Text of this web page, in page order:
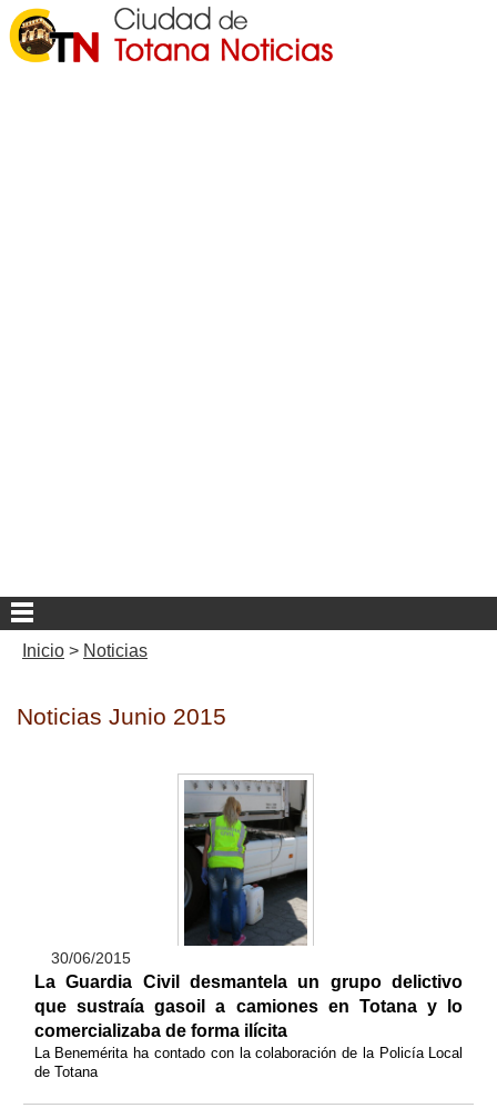
Inicio > Noticias
Noticias Junio 2015
30/06/2015
La Guardia Civil desmantela un grupo delictivo
que sustraía gasoil a camiones en Totana y lo
comercializaba de forma ilícita
La Benemérita ha contado con la colaboración de la Policía Local
de Totana